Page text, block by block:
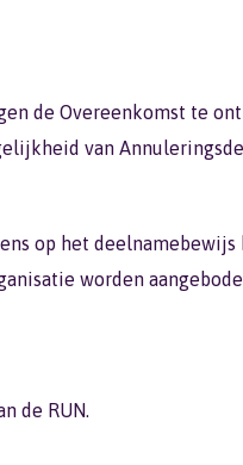
de Overeenkomst te
van
op het deelnamebewijs
worden
de RUN.